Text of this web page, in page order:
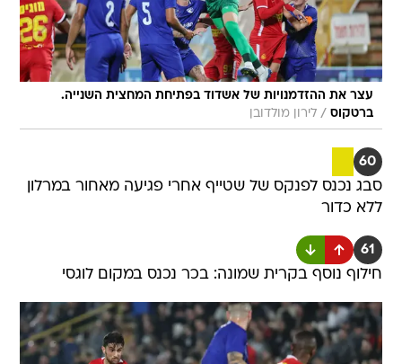
עצר את ההזדמנויות של אשדוד בפתיחת המחצית השנייה.
ברטקוס / לירון מולדובן
60
סבג נכנס לפנקס של שטייף אחרי פגיעה מאחור במרלון
ללא כדור
61
חילוף נוסף בקרית שמונה: בכר נכנס במקום לוגסי